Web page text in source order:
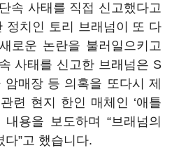
속 사태를 직접 신고했다고
정치인 토리 브래넘이 또 다
로운 논란을 불러일으키고
사태를 신고한 브래넘은 S
매장 등 의혹을 또다시 제
련 현지 한인 매체인 ‘애틀
내용을 보도하며 “브래넘의
다”고 했습니다.